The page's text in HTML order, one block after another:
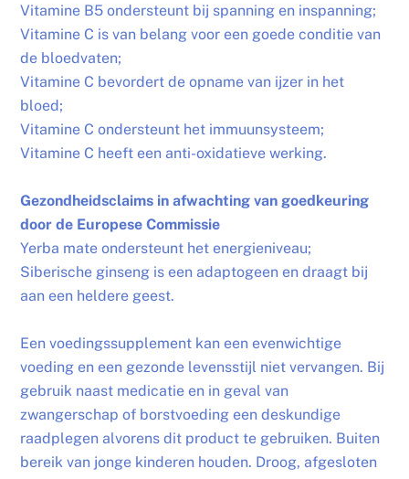
Vitamine B5 ondersteunt bij spanning en inspanning;
Vitamine C is van belang voor een goede conditie van
de bloedvaten;
Vitamine C bevordert de opname van ijzer in het
bloed;
Vitamine C ondersteunt het immuunsysteem;
Vitamine C heeft een anti-oxidatieve werking.
Gezondheidsclaims in afwachting van goedkeuring
door de Europese Commissie
Yerba mate ondersteunt het energieniveau;
Siberische ginseng is een adaptogeen en draagt bij
aan een heldere geest.
Een voedingssupplement kan een evenwichtige
voeding en een gezonde levensstijl niet vervangen. Bij
gebruik naast medicatie en in geval van
zwangerschap of borstvoeding een deskundige
raadplegen alvorens dit product te gebruiken. Buiten
bereik van jonge kinderen houden. Droog, afgesloten